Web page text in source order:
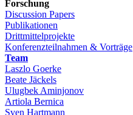
Forschung
Discussion Papers
Publikationen
Drittmittelprojekte
Konferenzteilnahmen & Vorträge
Team
Laszlo Goerke
Beate Jäckels
Ulugbek Aminjonov
Artiola Bernica
Sven Hartmann